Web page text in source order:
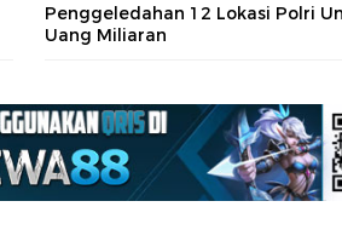
Penggeledahan 12 Lokasi Polri
Uang Miliaran